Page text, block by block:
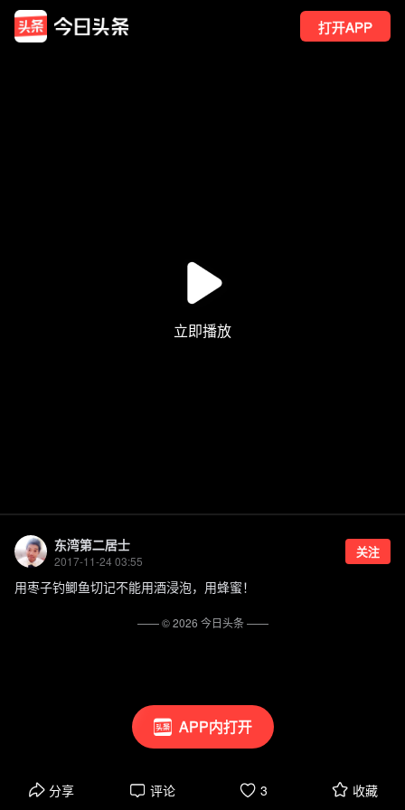
打开APP
APP内打开
东湾第二居士
2017-11-24 03:55
关注
用枣子钓鲫鱼切记不能用酒浸泡，用蜂蜜！
分享 评论 3 收藏
—— ©2026 今日头条——